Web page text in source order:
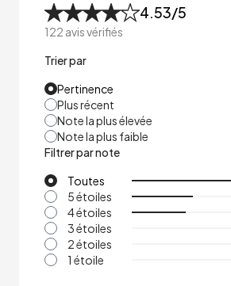
4.53/5
122 avis vérifiés
Trier par
Pertinence
Plus récent
Note la plus élevée
Note la plus faible
Filtrer par note
Toutes
5 étoiles
4 étoiles
3 étoiles
2 étoiles
1 étoile